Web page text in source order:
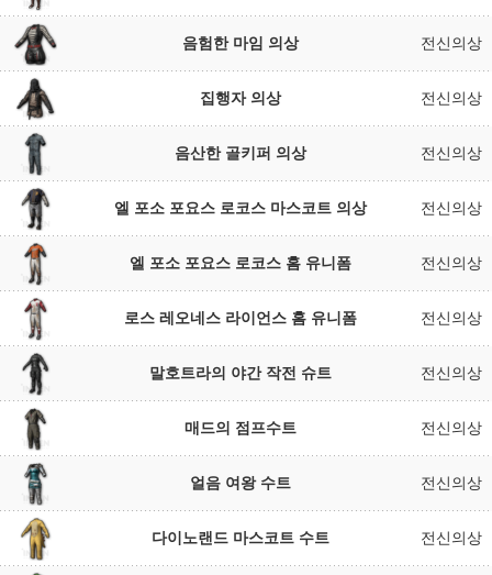
음험한 마임 의상 전신의상
집행자 의상 전신의상
음산한 골키퍼 의상 전신의상
엘 포소 포요스 로코스 마스코트 의상 전신의상
엘 포소 포요스 로코스 홈 유니폼 전신의상
로스 레오네스 라이언스 홈 유니폼 전신의상
말호트라의 야간 작전 슈트 전신의상
매드의 점프수트 전신의상
얼음 여왕 수트 전신의상
다이노랜드 마스코트 수트 전신의상